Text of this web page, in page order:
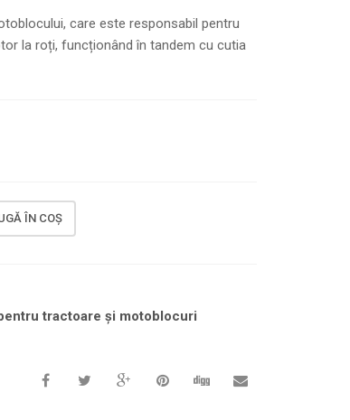
care este responsabil pentru
la roți, funcționând în tandem cu cutia
ÎN COȘ
tractoare și motoblocuri